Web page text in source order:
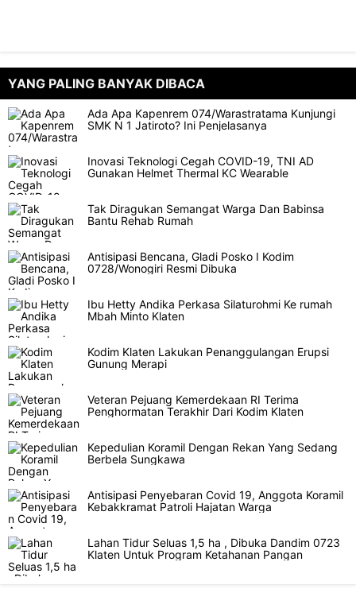
YANG PALING BANYAK DIBACA
Ada Apa Kapenrem 074/Warastratama Kunjungi
SMK N 1 Jatiroto? Ini Penjelasanya
Inovasi Teknologi Cegah COVID-19, TNI AD
Gunakan Helmet Thermal KC Wearable
Tak Diragukan Semangat Warga Dan Babinsa
Bantu Rehab Rumah
Antisipasi Bencana, Gladi Posko I Kodim
0728/Wonogiri Resmi Dibuka
Ibu Hetty Andika Perkasa Silaturohmi Ke rumah
Mbah Minto Klaten
Kodim Klaten Lakukan Penanggulangan Erupsi
Gunung Merapi
Veteran Pejuang Kemerdekaan RI Terima
Penghormatan Terakhir Dari Kodim Klaten
Kepedulian Koramil Dengan Rekan Yang Sedang
Berbela Sungkawa
Antisipasi Penyebaran Covid 19, Anggota Koramil
Kebakkramat Patroli Hajatan Warga
Lahan Tidur Seluas 1,5 ha , Dibuka Dandim 0723
Klaten Untuk Program Ketahanan Pangan